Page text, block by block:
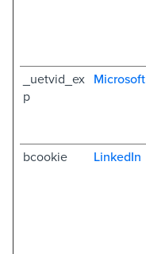
_uetvid_ex
p
Microsoft
bcookie LinkedIn